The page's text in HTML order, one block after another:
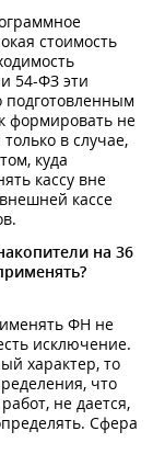
стоимость
54-ФЗ эти
формировать не
в случае,
куда
кассу вне
кассе
на 36
ФН не
исключение.
характер, то
что
не дается,
Сфера